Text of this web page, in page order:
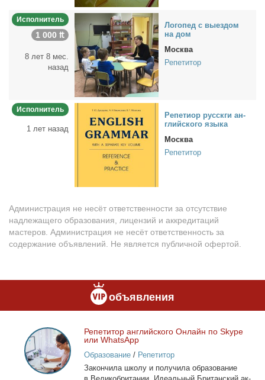
Исполнитель
1 000 ₶
8 лет 8 мес.
назад
Ло­го­пед с вы­ез­дом
на дом
Москва
Репетитор
Исполнитель
1 лет назад
Ре­пе­ти­ор рус­ск­ги ан­
глий­ско­го язы­ка
Москва
Репетитор
Администрация не несёт ответственности за отсутствие
надлежащего образования, лицензий и аккредитаций
мастеров. Администрация не несёт ответственность за
содержание объявлений. Не является публичной офертой.
объявления
Репетитор
английского
Онлайн
по
Ре­пе­ти­тор ан­глий­ско­го Он­лайн по Skype
или WhatsApp
Образование/ Репетитор
За­кон­чи­ла шко­лу и по­лу­чи­ла об­ра­зо­ва­ние